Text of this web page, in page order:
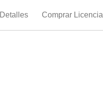
Detalles Comprar Licencia